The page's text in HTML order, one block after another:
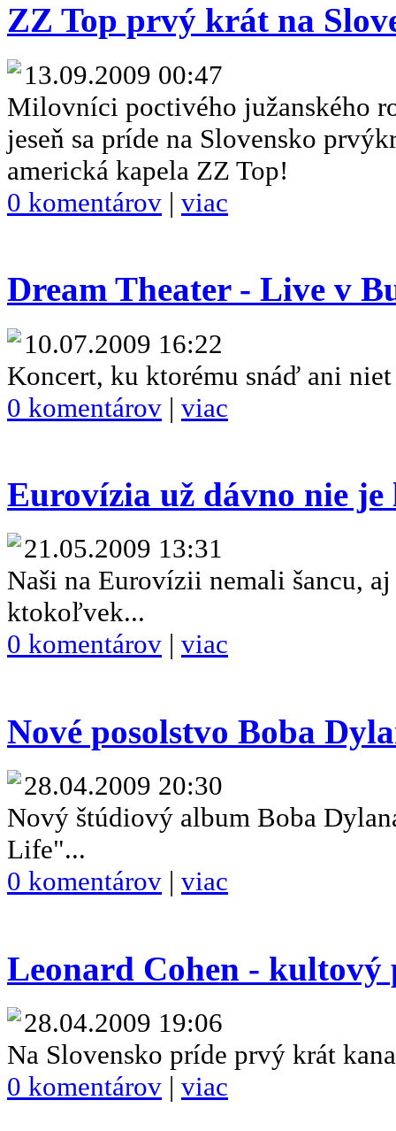
ZZ Top prvý krát na
13.09.2009 00:47
Milovníci poctivého južanského
jeseň sa príde na Slovensko
americká kapela ZZ Top!
0 komentárov | viac
Dream Theater - Live v
10.07.2009 16:22
Koncert, ku ktorému snáď ani
0 komentárov | viac
Eurovízia už dávno nie je
21.05.2009 13:31
Naši na Eurovízii nemali šancu,
ktokoľvek...
0 komentárov | viac
Nové posolstvo Boba
28.04.2009 20:30
Nový štúdiový album Boba
Life"...
0 komentárov | viac
Leonard Cohen - kultový
28.04.2009 19:06
Na Slovensko príde prvý krát
0 komentárov | viac